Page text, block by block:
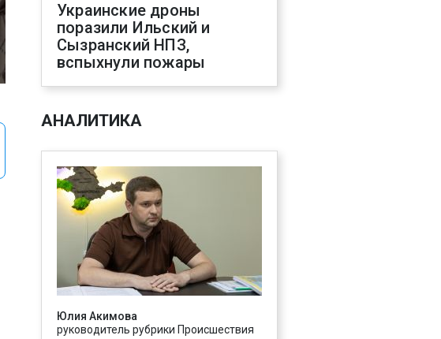
Украинские дроны
поразили Ильский и
Сызранский НПЗ,
вспыхнули пожары
АНАЛИТИКА
Юлия Акимова
руководитель рубрики Происшествия